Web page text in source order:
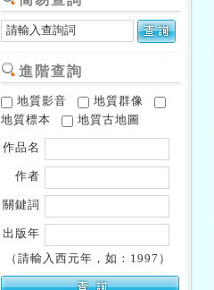
進階查詢
地質影音
地質群像
地質標本
地質古地圖
作品名
作者
關鍵詞
出版年
（請輸入西元年，如：1997）